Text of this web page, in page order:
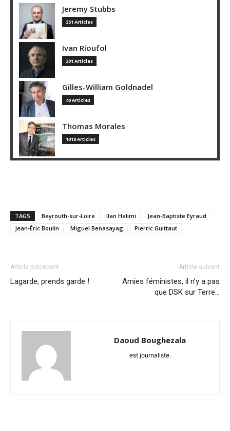
Jeremy Stubbs
351 Articles
Ivan Rioufol
301 Articles
Gilles-William Goldnadel
40 Articles
Thomas Morales
1018 Articles
TAGS Beyrouth-sur-Loire Ilan Halimi
Jean-Baptiste Eyraud
Jean-Éric Boulin
Miguel Benasayag Pierric Guittaut
Article précédent
Lagarde, prends garde !
Article suivant
Amies féministes, il n’y a pas
que DSK sur Terre…
Daoud Boughezala
est journaliste.